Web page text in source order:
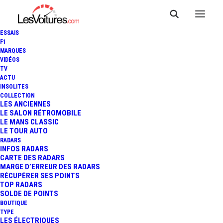
ESSAIS
F1
MARQUES
VIDÉOS
TV
ACTU
INSOLITES
COLLECTION
LES ANCIENNES
LE SALON RÉTROMOBILE
LE MANS CLASSIC
LE TOUR AUTO
RADARS
INFOS RADARS
CARTE DES RADARS
MARGE D’ERREUR DES RADARS
RÉCUPÉRER SES POINTS
TOP RADARS
SOLDE DE POINTS
BOUTIQUE
TYPE
LES ÉLECTRIQUES
25 août 2024
80 ANS DE LA